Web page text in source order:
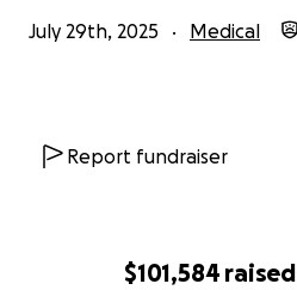
$101,584 raised
July 29th, 2025 Medical
Report fundraiser